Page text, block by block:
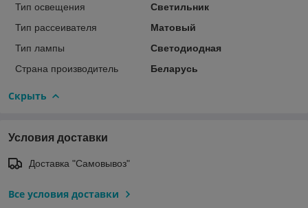
Тип освещения
Светильник
Тип рассеивателя
Матовый
Тип лампы
Светодиодная
Страна производитель
Беларусь
Скрыть
Условия доставки
Доставка "Самовывоз"
Все условия доставки